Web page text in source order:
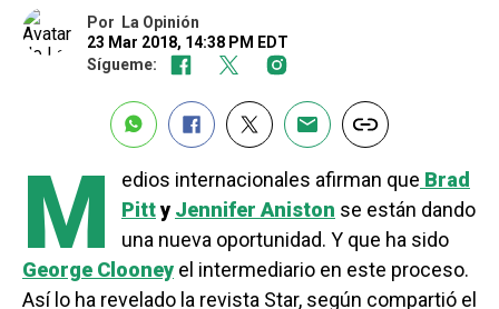
Por La Opinión
23 Mar 2018, 14:38 PM EDT
Sígueme:
M edios internacionales afirman que Brad
Pitty Jennifer Aniston se están dando
una nueva oportunidad. Y que ha sido
George Clooney el intermediario en este proceso.
Así lo ha revelado la revista Star, según compartió el